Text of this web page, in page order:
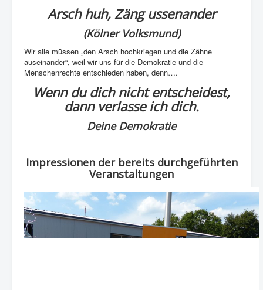
Arsch huh, Zäng ussenander
(Kölner Volksmund)
Wir alle müssen „den Arsch hochkriegen und die Zähne
auseinander“, weil wir uns für die Demokratie und die
Menschenrechte entschieden haben, denn….
Wenn du dich nicht entscheidest,
dann verlasse ich dich.
Deine Demokratie
Impressionen der bereits durchgeführten
Veranstaltungen